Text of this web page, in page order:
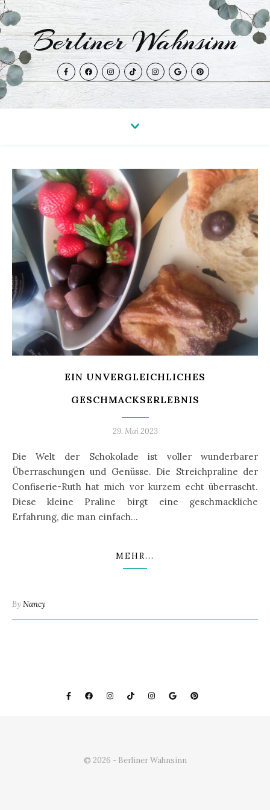
Berliner Wahnsinn
EIN UNVERGLEICHLICHES
GESCHMACKSERLEBNIS
29. Mai 2023
Die Welt der Schokolade ist voller wunderbarer
Überraschungen und Genüsse. Die Streichpraline der
Confiserie-Ruth hat mich vor kurzem echt überrascht.
Diese kleine Praline birgt eine geschmackliche
Erfahrung, die man einfach…
MEHR...
By Nancy
© 2026 - Berliner Wahnsinn